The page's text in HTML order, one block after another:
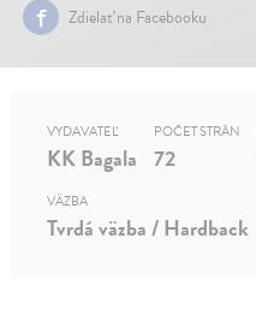
Zdielať na Facebooku
VYDAVATEĽ
KK Bagala
POČET STRÁN
72
VÄZBA
Tvrdá väzba / Hardback